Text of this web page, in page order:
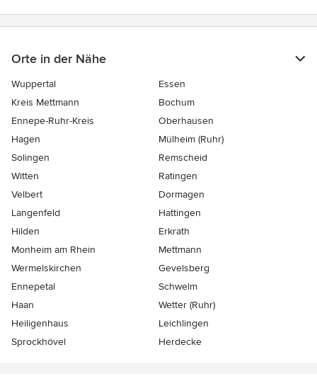
Orte in der Nähe
Wuppertal
Essen
Kreis Mettmann
Bochum
Ennepe-Ruhr-Kreis
Oberhausen
Hagen
Mülheim (Ruhr)
Solingen
Remscheid
Witten
Ratingen
Velbert
Dormagen
Langenfeld
Hattingen
Hilden
Erkrath
Monheim am Rhein
Mettmann
Wermelskirchen
Gevelsberg
Ennepetal
Schwelm
Haan
Wetter (Ruhr)
Heiligenhaus
Leichlingen
Sprockhövel
Herdecke